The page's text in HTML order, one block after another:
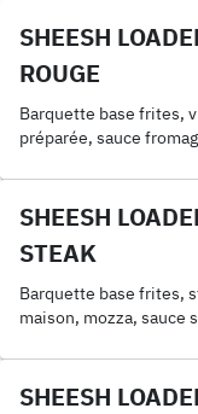
SHEESH
ROUGE
Barquette base frites,
préparée, sauce
SHEESH
STEAK
Barquette base frites,
maison, mozza, sauce
SHEESH